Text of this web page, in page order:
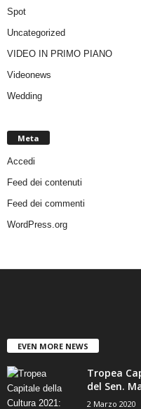
Spot
Uncategorized
VIDEO IN PRIMO PIANO
Videonews
Wedding
Meta
Accedi
Feed dei contenuti
Feed dei commenti
WordPress.org
EVEN MORE NEWS
Tropea
del Sen.
2 Marzo 2020